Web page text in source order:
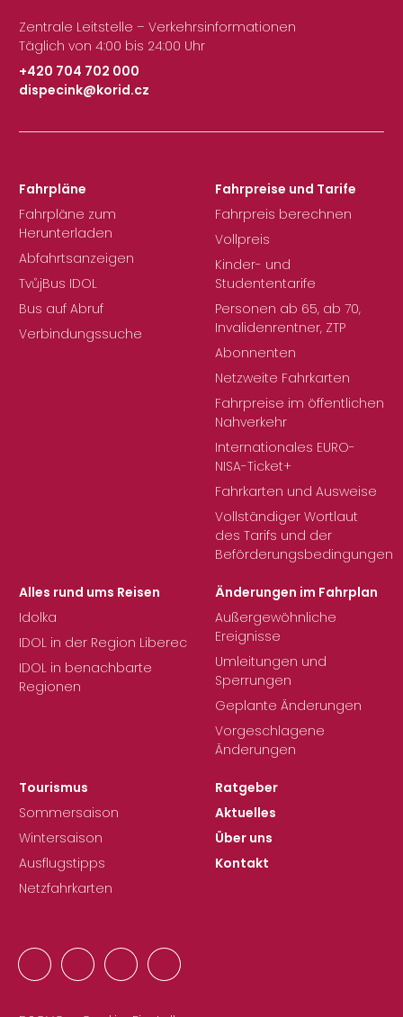
Zentrale Leitstelle – Verkehrsinformationen
Täglich von 4:00 bis 24:00 Uhr
+420 704 702 000
|
dispecink@korid.cz
Fahrpläne
Fahrpläne zum
Herunterladen
Abfahrtsanzeigen
TvůjBus IDOL
Bus auf Abruf
Verbindungssuche
Fahrpreise und Tarife
Fahrpreis berechnen
Vollpreis
Kinder- und
Studententarife
Personen ab 65, ab 70,
Invalidenrentner, ZTP
Abonnenten
Netzweite Fahrkarten
Fahrpreise im öffentlichen
Nahverkehr
Internationales EURO-
NISA-Ticket+
Fahrkarten und Ausweise
Vollständiger Wortlaut
des Tarifs und der
Beförderungsbedingungen
Alles rund ums Reisen
Idolka
IDOL in der Region Liberec
IDOL in benachbarte
Regionen
Änderungen im Fahrplan
Außergewöhnliche
Ereignisse
Umleitungen und
Sperrungen
Geplante Änderungen
Vorgeschlagene
Änderungen
Tourismus
Sommersaison
Wintersaison
Ausflugstipps
Netzfahrkarten
Ratgeber
Aktuelles
Über uns
Kontakt